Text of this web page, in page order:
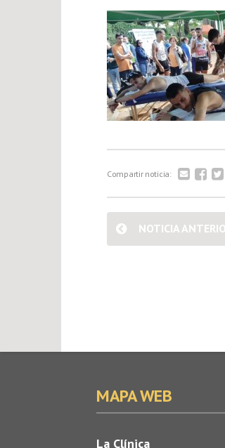
Compartir noticia:
NOTICIA
MAPA WEB
La Clínica